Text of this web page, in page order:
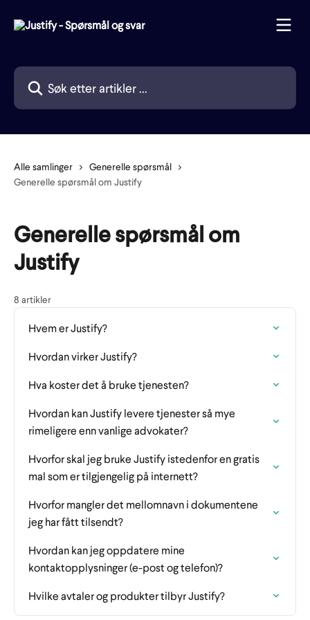
Søk etter artikler ...
Alle samlinger
Generelle spørsmål
Generelle spørsmål om Justify
Generelle spørsmål om
Justify
8 artikler
Hvem er Justify?
Hvordan virker Justify?
Hva koster det å bruke tjenesten?
Hvordan kan Justify levere tjenester så mye
rimeligere enn vanlige advokater?
Hvorfor skal jeg bruke Justify istedenfor en gratis
mal som er tilgjengelig på internett?
Hvorfor mangler det mellomnavn i dokumentene
jeg har fått tilsendt?
Hvordan kan jeg oppdatere mine
kontaktopplysninger (e-post og telefon)?
Hvilke avtaler og produkter tilbyr Justify?